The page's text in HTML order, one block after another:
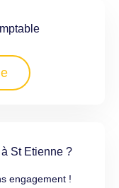
St Etienne ?
engagement !